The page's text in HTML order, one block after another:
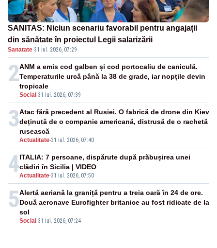
SANITAS: Niciun scenariu favorabil pentru angajații
din sănătate în proiectul Legii salarizării
Sanatate·31 iul. 2026, 07:29
2
Social-31 iul. 2026, 07:39
ANM a emis cod galben și cod portocaliu de caniculă.
Temperaturile urcă până la 38 de grade, iar nopțile devin
tropicale
3
Actualitate-31 iul. 2026, 07:40
Atac fără precedent al Rusiei. O fabrică de drone din Kiev
deținută de o companie americană, distrusă de o rachetă
rusească
4Actualitate-31 iul. 2026, 07:50
ITALIA: 7 persoane, dispărute după prăbușirea unei
clădiri în Sicilia | VIDEO
5
Social-31 iul. 2026, 07:24
Alertă aeriană la graniță pentru a treia oară în 24 de ore.
Două aeronave Eurofighter britanice au fost ridicate de la
sol